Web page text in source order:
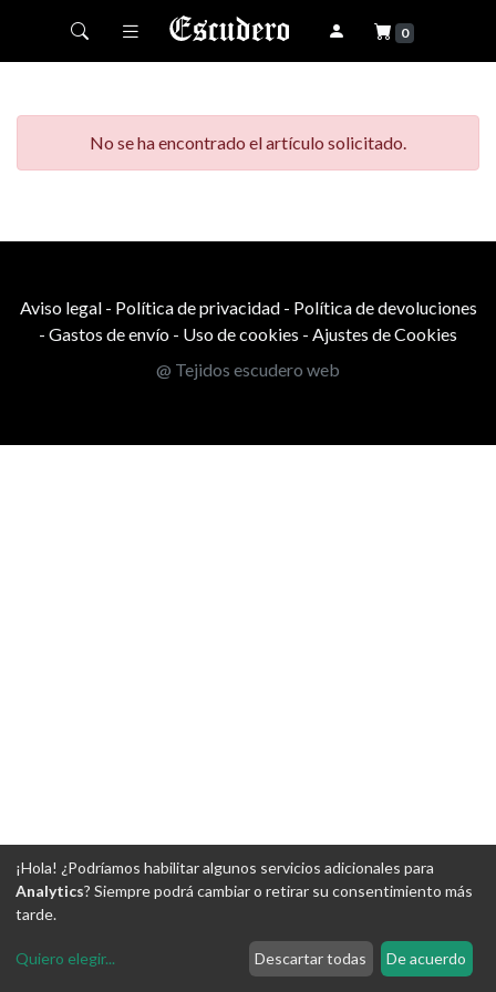
Toggle navigation 0
No se ha encontrado el artículo solicitado.
Aviso legal- Política de privacidad- Política de devoluciones
- Gastos de envío - Uso de cookies - Ajustes de Cookies
@ Tejidos escudero web
¡Hola! ¿Podríamos habilitar algunos servicios adicionales para
Analytics? Siempre podrá cambiar o retirar su consentimiento más
tarde.
Quiero elegir... Descartar todas De acuerdo